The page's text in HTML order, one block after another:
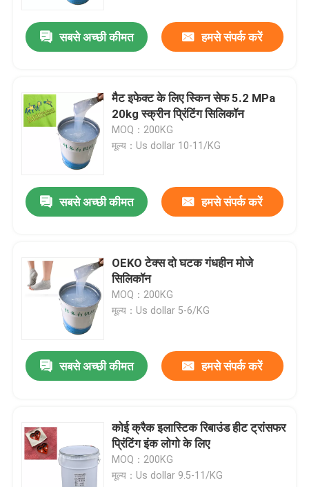
सबसे अच्छी कीमत हमसे संपर्क करें
मैट इफेक्ट के लिए स्किन सेफ 5.2 MPa
20kg स्क्रीन प्रिंटिंग सिलिकॉन
MOQ：200KG
मूल्य：Us dollar 10-11/KG
सबसे अच्छी कीमत हमसे संपर्क करें
OEKO टेक्स दो घटक गंधहीन मोजे
सिलिकॉन
MOQ：200KG
मूल्य：Us dollar 5-6/KG
सबसे अच्छी कीमत हमसे संपर्क करें
कोई क्रैक इलास्टिक रिबाउंड हीट ट्रांसफर
प्रिंटिंग इंक लोगो के लिए
MOQ：200KG
मूल्य：Us dollar 9.5-11/KG